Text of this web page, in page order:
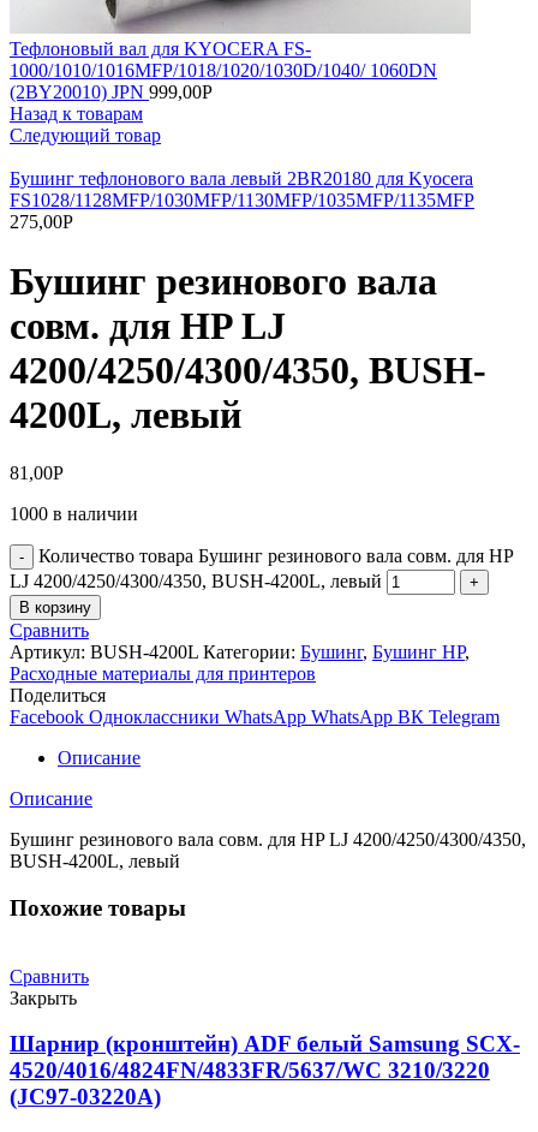
Тефлоновый вал для KYOCERA FS-
1000/1010/1016MFP/1018/1020/1030D/1040/ 1060DN
(2BY20010) JPN 999,00Р
Назад к товарам
Следующий товар
Бушинг тефлонового вала левый 2BR20180 для Kyocera
FS1028/1128MFP/1030MFP/1130MFP/1035MFP/1135MFP
275,00Р
Бушинг резинового вала
совм. для HP LJ
4200/4250/4300/4350, BUSH-
4200L, левый
81,00Р
1000 в наличии
Количество товара Бушинг резинового вала совм. для HP
LJ 4200/4250/4300/4350, BUSH-4200L, левый
В корзину
Сравнить
Артикул: BUSH-4200L Категории: Бушинг, Бушинг HP,
Расходные материалы для принтеров
Поделиться
Facebook Одноклассники WhatsApp WhatsApp ВК Telegram
Описание
Описание
Бушинг резинового вала совм. для HP LJ 4200/4250/4300/4350,
BUSH-4200L, левый
Похожие товары
Сравнить
Закрыть
Шарнир (кронштейн) ADF белый Samsung SCX-
4520/4016/4824FN/4833FR/5637/WC 3210/3220
(JC97-03220A)